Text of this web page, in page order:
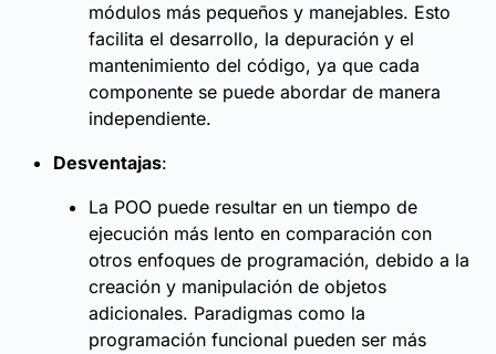
módulos más pequeños y manejables. Esto
facilita el desarrollo, la depuración y el
mantenimiento del código, ya que cada
componente se puede abordar de manera
independiente.
Desventajas:
La POO puede resultar en un tiempo de
ejecución más lento en comparación con
otros enfoques de programación, debido a la
creación y manipulación de objetos
adicionales. Paradigmas como la
programación funcional pueden ser más